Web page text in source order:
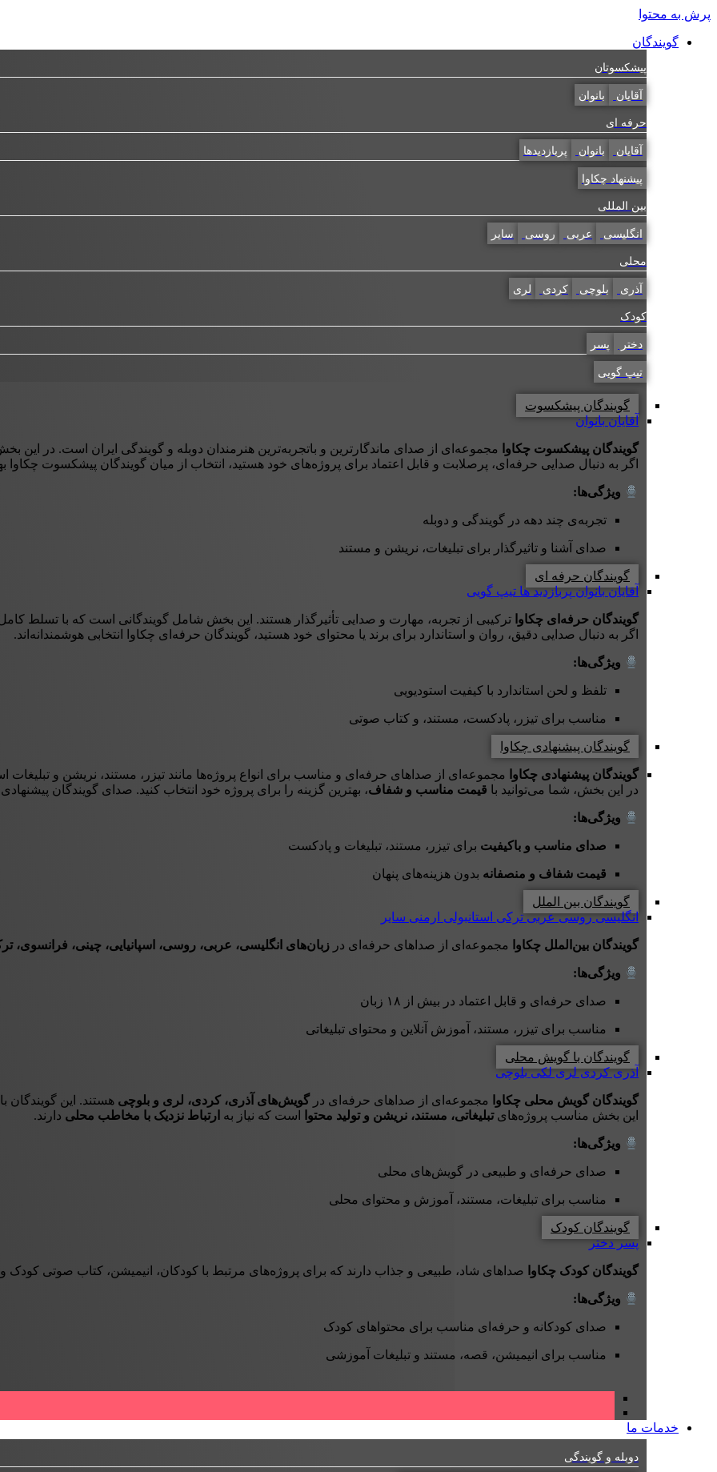
پرش به محتوا
گویندگان
پیشکسوتان
آقایان بانوان
حرفه ای
آقایان بانوان پربازدیدها
پیشنهاد چکاوا
بین المللی
انگلیسی عربی روسی سایر
محلی
آذری بلوچی کردی لری
کودک
دختر پسر
تیپ گویی
گویندگان پیشکسوت
آقایانبانوان
گویندگان پیشکسوت چکاوا
مجموعه‌ای از صدای ماندگارترین و باتجربه‌ترین هنرمندان دوبله و گویندگی ایران است. در این
اگر به دنبال صدایی حرفه‌ای، پرصلابت و قابل اعتماد برای پروژه‌های خود هستید، انتخاب از میان گویندگان پیشکسوت چکاوا
ویژگی‌ها:
تجربه‌ی چند دهه در گویندگی و دوبله
صدای آشنا و تاثیرگذار برای تبلیغات، نریشن و مستند
گویندگان حرفه ای
آقایانبانوانپربازدید ها تیپ گویی
گویندگان حرفه‌ای چکاوا ترکیبی از تجربه، مهارت و صدایی تأثیرگذار هستند. این بخش شامل گویندگانی است که با تسلط
اگر به دنبال صدایی دقیق، روان و استاندارد برای برند یا محتوای خود هستید، گویندگان حرفه‌ای چکاوا انتخابی هوشمندانه‌اند.
ویژگی‌ها:
تلفظ و لحن استاندارد با کیفیت استودیویی
مناسب برای تیزر، پادکست، مستند، و کتاب صوتی
گویندگان پیشنهادی چکاوا
گویندگان پیشنهادی چکاوا مجموعه‌ای از صداهای حرفه‌ای و مناسب برای انواع پروژه‌ها مانند تیزر، مستند، نریشن و تبلیغات
در این بخش، شما می‌توانید با قیمت مناسب و شفاف، بهترین گزینه را برای پروژه خود انتخاب کنید. صدای گویندگان
ویژگی‌ها:
صدای مناسب و باکیفیت برای تیزر، مستند، تبلیغات و پادکست
قیمت شفاف و منصفانه بدون هزینه‌های پنهان
گویندگان بین الملل
انگلیسیروسیعربیترکی استانبولی ارمنی سایر
گویندگان بین‌الملل چکاوا مجموعه‌ای از صداهای حرفه‌ای در زبان‌های انگلیسی، عربی، روسی، اسپانیایی، چینی، فرانسوی،
ویژگی‌ها:
صدای حرفه‌ای و قابل اعتماد در بیش از ۱۸ زبان
مناسب برای تیزر، مستند، آموزش آنلاین و محتوای تبلیغاتی
گویندگان با گویش محلی
آذریکردیلریلکیبلوچی
گویندگان گویش محلی چکاوا مجموعه‌ای از صداهای حرفه‌ای در گویش‌های آذری، کردی، لری و بلوچی هستند. این گویندگان
این بخش مناسب پروژه‌هایتبلیغاتی، مستند، نریشن و تولید محتوا است که نیاز به ارتباط نزدیک با مخاطب محلی دارند.
ویژگی‌ها:
صدای حرفه‌ای و طبیعی در گویش‌های محلی
مناسب برای تبلیغات، مستند، آموزش و محتوای محلی
گویندگان کودک
پسردختر
گویندگان کودک چکاوا صداهای شاد، طبیعی و جذاب دارند که برای پروژه‌های مرتبط با کودکان، انیمیشن، کتاب صوتی کودک و
ویژگی‌ها:
صدای کودکانه و حرفه‌ای مناسب برای محتواهای کودک
مناسب برای انیمیشن، قصه، مستند و تبلیغات آموزشی
خدمات ما
دوبله و گویندگی